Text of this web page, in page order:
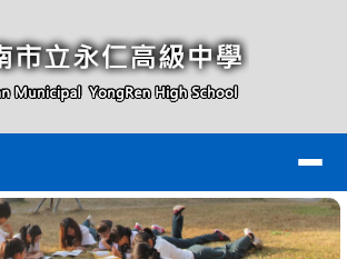
級中學全球資訊網